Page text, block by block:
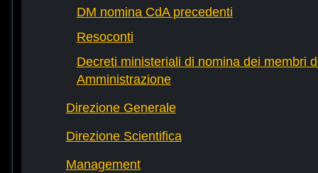
DM nomina CdA precedenti
Resoconti
Decreti ministeriali di nomina dei membri
Amministrazione
Direzione Generale
Direzione Scientifica
Management